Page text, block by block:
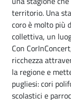
territorio. Una
coro è molto più
collettiva, un
Con
ricchezza
la regione e
pugliesi: cori
scolastici e